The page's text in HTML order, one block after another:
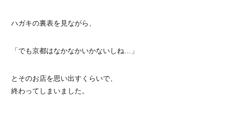
ハガキの裏表を見ながら、
「でも京都はなかなかいかないしね…」
とそのお店を思い出すくらいで、
終わってしまいました。